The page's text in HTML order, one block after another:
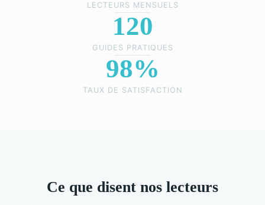
LECTEURS MENSUELS
120
GUIDES PRATIQUES
98%
TAUX DE SATISFACTION
Ce que disent nos lecteurs